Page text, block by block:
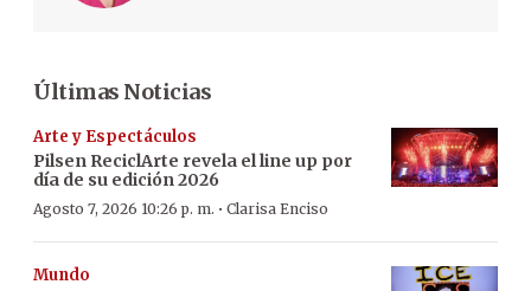
Últimas Noticias
Arte y Espectáculos
Pilsen ReciclArte revela el line up por
día de su edición 2026
Agosto 7, 2026 10:26 p. m. · Clarisa Enciso
Mundo